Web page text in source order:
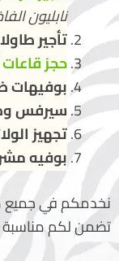
نابليون
تأجير
حجز قاعات
بوفيهات
سيرفس
تجهيز
بوفيه
نخدمكم في جميع
تضمن لكم مناسبة